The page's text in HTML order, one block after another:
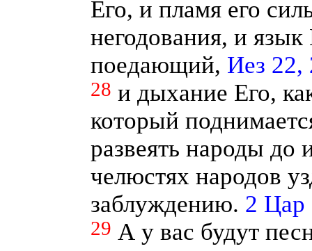
Его, и пламя его
негодования, и язык
поедающий, Иез 22,
28 и дыхание Его,
который
развеять народы до
челюстях народов
заблуждению. 2 Цар
29 А у вас будут